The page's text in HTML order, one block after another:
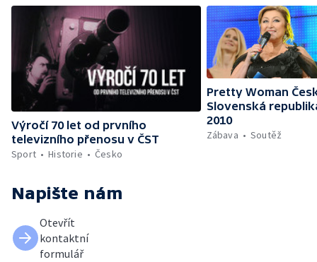
Výročí 70 let od prvního
televizního přenosu v ČST
Sport
Historie Česko
Pretty Woman
Slovenská
2010
Zábava
Soutěž
Napište nám
Otevřít
kontaktní
formulář